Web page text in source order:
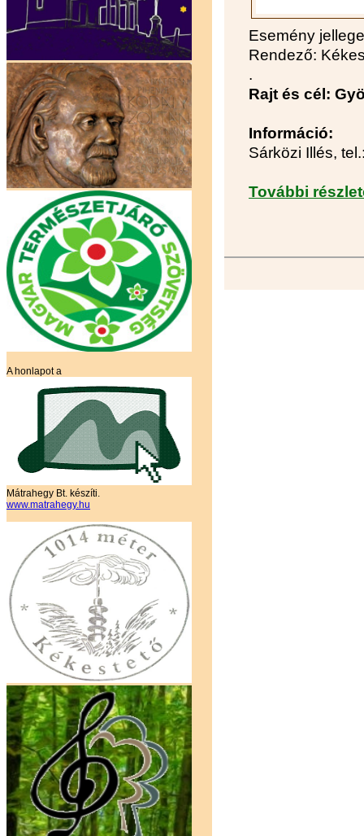
A honlapot a
Mátrahegy Bt. készíti.
www.matrahegy.hu
Esemény
Rendező:
.
Rajt és cél:
Információ:
Sárközi Illés,
További